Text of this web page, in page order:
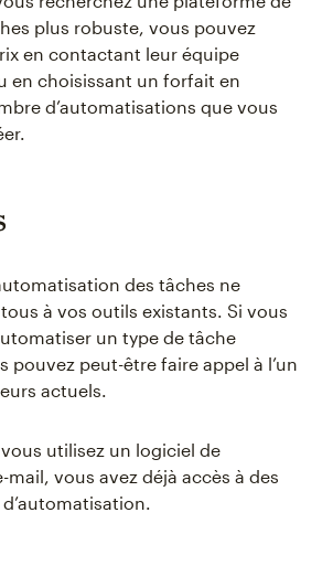
plus robuste, vous pouvez
en contactant leur équipe
en choisissant un forfait en
d’automatisations que vous
des tâches ne
à vos outils existants. Si vous
un type de tâche
pouvez peut-être faire appel à l’un
actuels.
utilisez un logiciel de
mail, vous avez déjà accès à des